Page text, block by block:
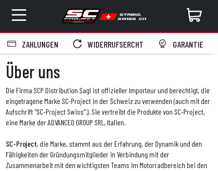
ZAHLUNGEN WIDERRUFSERCHT GARANTIE
Über uns
Die Firma SCP Distribution Sagl ist offizieller Importeur und berechtigt, die
eingetragene Marke SC-Project in der Schweiz zu verwenden (auch mit der
Aufschrift "SC-Project Swiss".). Sie vertreibt die Produkte von SC-Project,
eine Marke der ADVANCED GROUP SRL, Italien.
SC-Project, die Marke, stammt aus der Erfahrung, der Dynamik und den
Fähigkeiten der Gründungsmitglieder in Verbindung mit der
Zusammenarbeit mit den wichtigsten Teams im Motorradbereich bei den